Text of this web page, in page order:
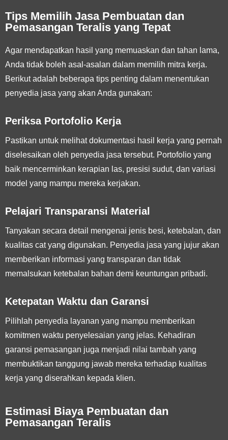
Tips Memilih Jasa Pembuatan dan
Pemasangan Teralis yang Tepat
Agar mendapatkan hasil yang memuaskan dan tahan lama,
Anda tidak boleh asal-asalan dalam memilih mitra kerja.
Berikut adalah beberapa tips penting dalam menentukan
penyedia jasa yang akan Anda gunakan:
Periksa Portofolio Kerja
Pastikan untuk melihat dokumentasi hasil kerja yang pernah
diselesaikan oleh penyedia jasa tersebut. Portofolio yang
baik mencerminkan kerapian las, presisi sudut, dan variasi
model yang mampu mereka kerjakan.
Pelajari Transparansi Material
Tanyakan secara detail mengenai jenis besi, ketebalan, dan
kualitas cat yang digunakan. Penyedia jasa yang jujur akan
memberikan informasi yang transparan dan tidak
memalsukan ketebalan bahan demi keuntungan pribadi.
Ketepatan Waktu dan Garansi
Pilihlah penyedia layanan yang mampu memberikan
komitmen waktu penyelesaian yang jelas. Kehadiran
garansi pemasangan juga menjadi nilai tambah yang
membuktikan tanggung jawab mereka terhadap kualitas
kerja yang diserahkan kepada klien.
Estimasi Biaya Pembuatan dan
Pemasangan Teralis